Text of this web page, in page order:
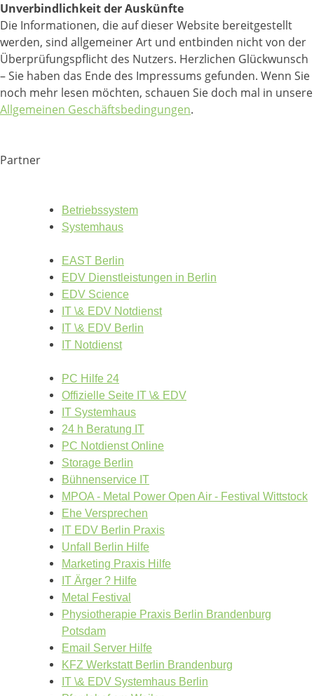
Unverbindlichkeit der Auskünfte
Die Informationen, die auf dieser Website bereitgestellt
werden, sind allgemeiner Art und entbinden nicht von der
Überprüfungspflicht des Nutzers. Herzlichen Glückwunsch
– Sie haben das Ende des Impressums gefunden. Wenn Sie
noch mehr lesen möchten, schauen Sie doch mal in unsere
Allgemeinen Geschäftsbedingungen.
Partner
Betriebssystem
Systemhaus
EAST Berlin
EDV Dienstleistungen in Berlin
EDV Science
IT \& EDV Notdienst
IT \& EDV Berlin
IT Notdienst
PC Hilfe 24
Offizielle Seite IT \& EDV
IT Systemhaus
24 h Beratung IT
PC Notdienst Online
Storage Berlin
Bühnenservice IT
MPOA - Metal Power Open Air - Festival Wittstock
Ehe Versprechen
IT EDV Berlin Praxis
Unfall Berlin Hilfe
Marketing Praxis Hilfe
IT Ärger ? Hilfe
Metal Festival
Physiotherapie Praxis Berlin Brandenburg
Potsdam
Email Server Hilfe
KFZ Werkstatt Berlin Brandenburg
IT \& EDV Systemhaus Berlin